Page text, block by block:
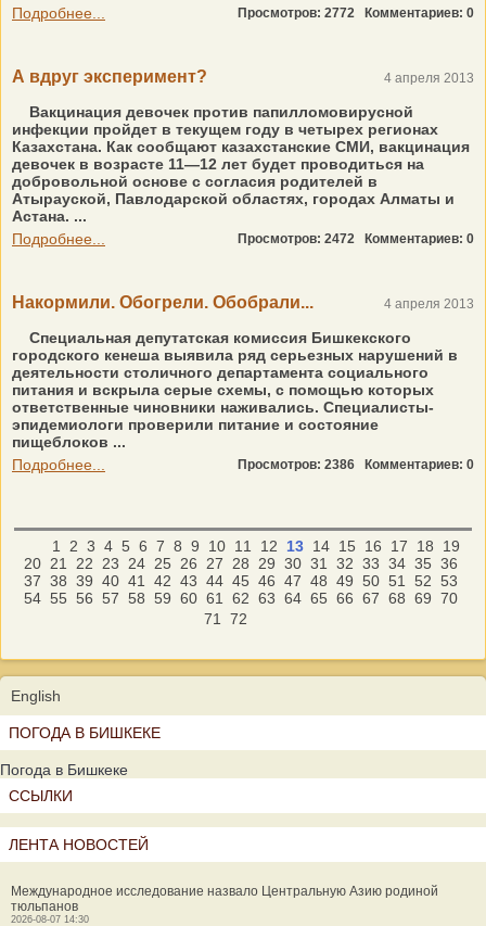
Подробнее...
Просмотров: 2772 Комментариев: 0
А вдруг эксперимент? 4 апреля 2013
Вакцинация девочек против папилломовирусной
инфекции пройдет в текущем году в четырех регионах
Казахстана. Как сообщают казахстанские СМИ, вакцинация
девочек в возрасте 11—12 лет будет проводиться на
добровольной основе с согласия родителей в
Атырауской, Павлодарской областях, городах Алматы и
Астана. ...
Подробнее...
Просмотров: 2472 Комментариев: 0
Накормили. Обогрели. Обобрали... 4 апреля 2013
Специальная депутатская комиссия Бишкекского
городского кенеша выявила ряд серьезных нарушений в
деятельности столичного департамента социального
питания и вскрыла серые схемы, с помощью которых
ответственные чиновники наживались. Специалисты-
эпидемиологи проверили питание и состояние
пищеблоков ...
Подробнее...
Просмотров: 2386 Комментариев: 0
1 2 3 4 5 6 7 8 9 10 11 12 13 14 15 16 17 18
19
20 21 22 23 24 25 26 27 28 29 30 31 32 33 34 35 36
37 38 39 40 41 42 43 44 45 46 47 48 49 50 51 52 53
54 55 56 57 58 59 60 61 62 63 64 65 66 67 68 69 70
71
72
English
ПОГОДА В БИШКЕКЕ
Погода в Бишкеке
ССЫЛКИ
ЛЕНТА НОВОСТЕЙ
Международное исследование назвало Центральную Азию родиной
тюльпанов
2026-08-07 14:30